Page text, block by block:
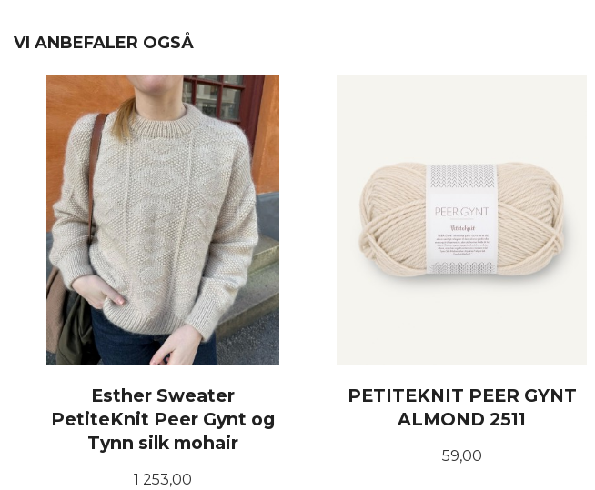
VI ANBEFALER OGSÅ
Esther Sweater
PetiteKnit Peer Gynt og
Tynn silk mohair
Pris
1 253,00
PETITEKNIT PEER GYNT
ALMOND 2511
Pris
59,00